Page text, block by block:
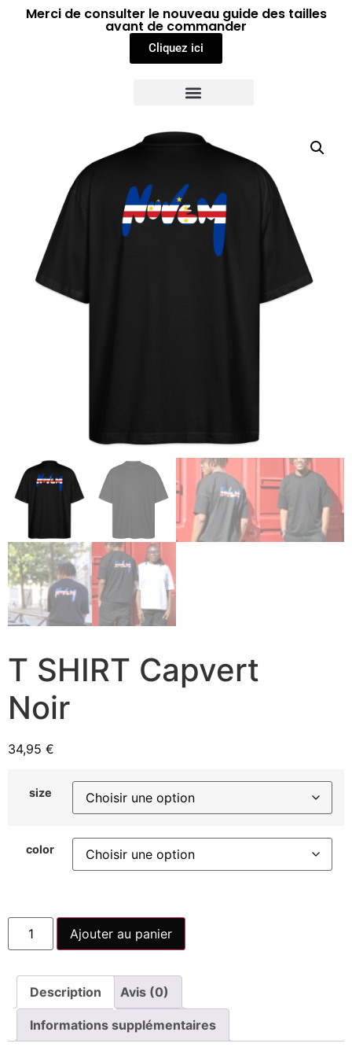
Merci de consulter le nouveau guide des tailles
avant de commander
Cliquez ici
T SHIRT Capvert
Noir
34,95 €
size
color
Ajouter au panier
Description Avis (0)
Informations supplémentaires